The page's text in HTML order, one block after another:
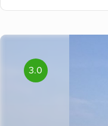
3.0